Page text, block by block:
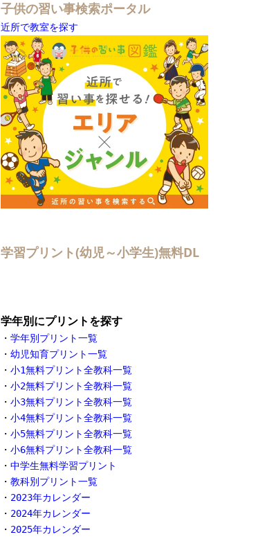
子供の習い事検索ポータル
近所で教室を探す
学習プリント(幼児～小学生)無料DL
学年別にプリントを探す
・ 学年別プリント一覧
・ 幼児知育プリント一覧
・ 小1無料プリント全教科一覧
・ 小2無料プリント全教科一覧
・ 小3無料プリント全教科一覧
・ 小4無料プリント全教科一覧
・ 小5無料プリント全教科一覧
・ 小6無料プリント全教科一覧
・ 中学生無料学習プリント
・ 教科別プリント一覧
・ 2023年カレンダー
・ 2024年カレンダー
・ 2025年カレンダー